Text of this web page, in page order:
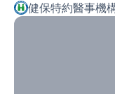
健保特約醫事機